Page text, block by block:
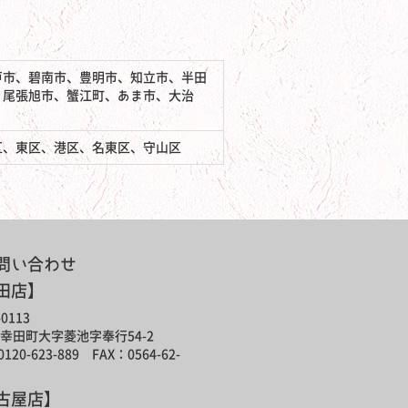
、碧南市、豊明市、知立市、半田
張旭市、蟹江町、あま市、大治
東区、港区、名東区、守山区
い合わせ
店】
田町大字菱池字奉行54-2
623-889 FAX：0564-62-
屋店】